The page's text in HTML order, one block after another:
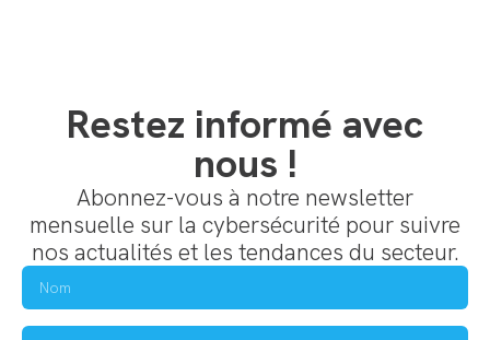
Restez informé avec
nous !
Abonnez-vous à notre newsletter
mensuelle sur la cybersécurité pour suivre
nos actualités et les tendances du secteur.